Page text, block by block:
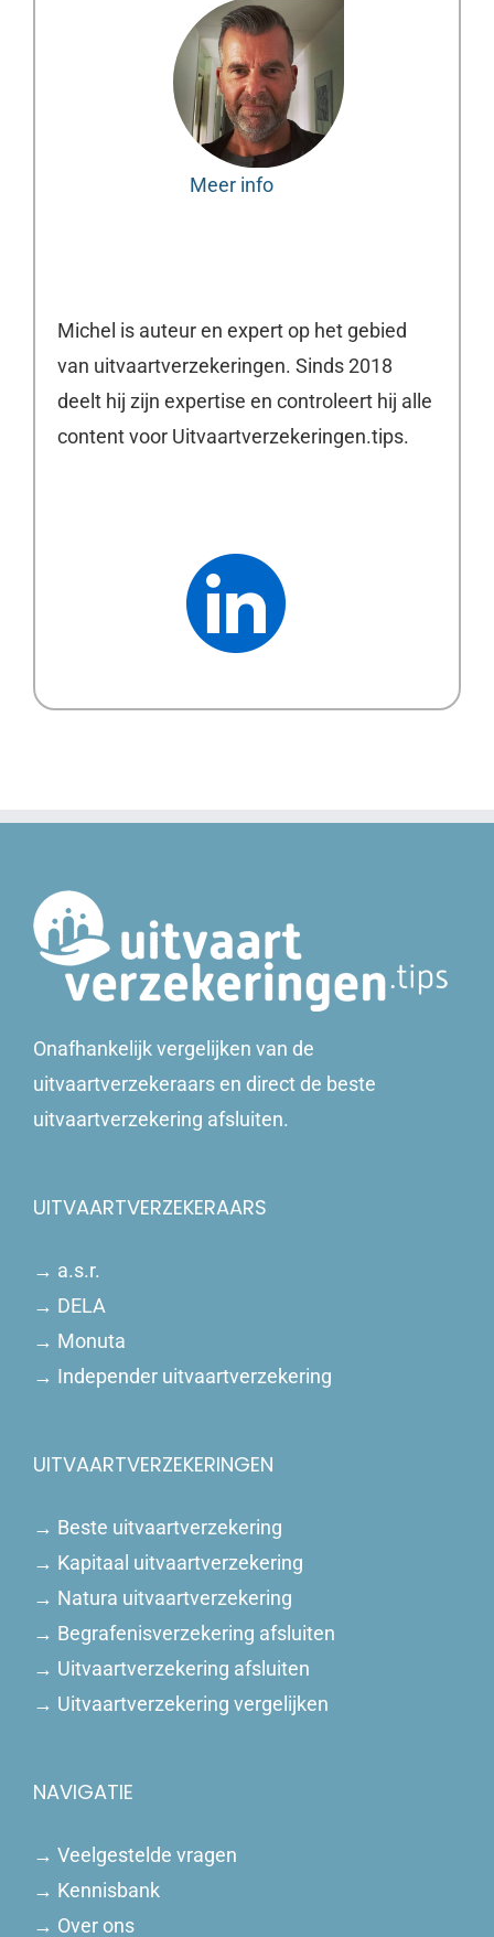
Meer info
Michel is auteur en expert op het gebied
van uitvaartverzekeringen. Sinds 2018
deelt hij zijn expertise en controleert hij alle
content voor Uitvaartverzekeringen.tips.
Onafhankelijk vergelijken van de
uitvaartverzekeraars en direct de beste
uitvaartverzekering afsluiten.
UITVAARTVERZEKERAARS
→ a.s.r.
→ DELA
→ Monuta
→ Independer uitvaartverzekering
UITVAARTVERZEKERINGEN
→ Beste uitvaartverzekering
→ Kapitaal uitvaartverzekering
→ Natura uitvaartverzekering
→ Begrafenisverzekering afsluiten
→ Uitvaartverzekering afsluiten
→ Uitvaartverzekering vergelijken
NAVIGATIE
→ Veelgestelde vragen
→ Kennisbank
→ Over ons